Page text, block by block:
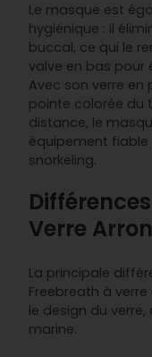
Le masque est
hygiénique : il
buccal, ce qui le
valve en bas pour
Avec son verre
pointe colorée du
distance, le
équipement
snorkeling.
Verre
La principale
Freebreath à
le design du
marine.